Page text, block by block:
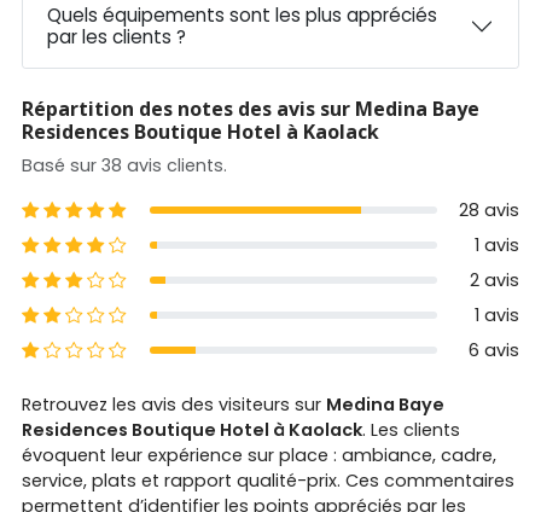
Quels équipements sont les plus appréciés
par les clients ?
Répartition des notes des avis sur Medina Baye
Residences Boutique Hotel à Kaolack
Basé sur 38 avis clients.
5 étoiles
28 avis
4 étoiles
1 avis
3 étoiles
2 avis
2 étoiles
1 avis
1 étoiles
6 avis
Retrouvez les avis des visiteurs sur Medina Baye
Residences Boutique Hotel à Kaolack. Les clients
évoquent leur expérience sur place : ambiance, cadre,
service, plats et rapport qualité-prix. Ces commentaires
permettent d’identifier les points appréciés par les